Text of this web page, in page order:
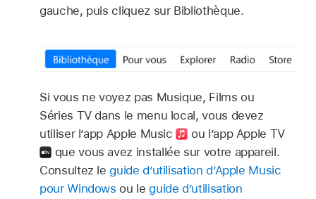
gauche, puis cliquez sur Bibliothèque.
Si vous ne voyez pas Musique, Films ou
Séries TV dans le menu local, vous devez
utiliser l’app Apple Music
ou l’app Apple TV
que vous avez installée sur votre appareil.
Consultez leguide d’utilisation d’Apple Music
pour Windows ou leguide d’utilisation